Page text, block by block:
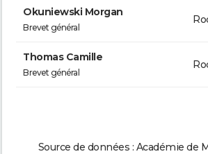
Okuniewski Morgan
Brevet général
Thomas Camille
Brevet général
Source de données : Académie de